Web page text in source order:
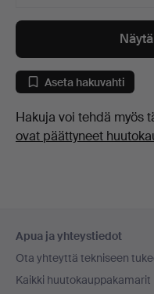
Aseta hakuvahti
Hakuja voi tehdä myös
ovat päättyneet
Apua ja yhteystiedot
Ota yhteyttä tekniseen
Kaikki huutokauppakamarit